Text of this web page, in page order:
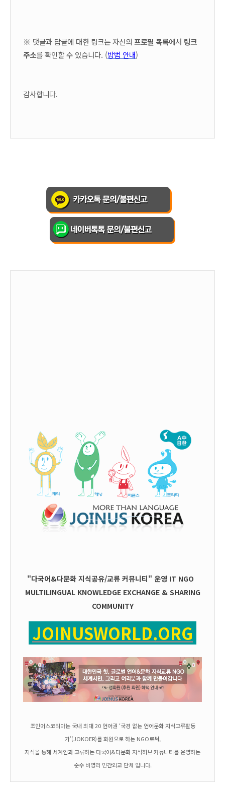
※ 댓글과 답글에 대한 링크는 자신의 프로필 목록에서 링크
주소를 확인할 수 있습니다. (방법 안내)
감사합니다.
"다국어&다문화 지식공유/교류 커뮤니티" 운영 IT NGO
MULTILINGUAL KNOWLEDGE EXCHANGE & SHARING
COMMUNITY
JOINUSWORLD.ORG
조인어스코리아는 국내 최대 20 언어권 ‘국경 없는 언어문화 지식교류활동
가’(JOKOER)를 회원으로 하는 NGO로써,
지식을 통해 세계인과 교류하는 다국어&다문화 지식허브 커뮤니티를 운영하는
순수 비영리 민간외교 단체 입니다.